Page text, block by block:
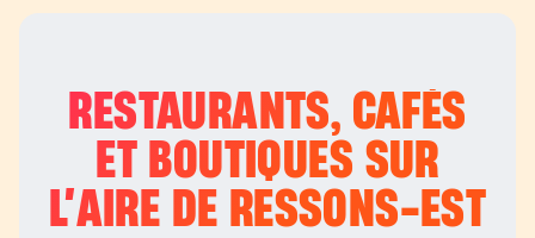
RESTAURANTS, CAFÉS
ET BOUTIQUES SUR
L’AIRE DE RESSONS-EST